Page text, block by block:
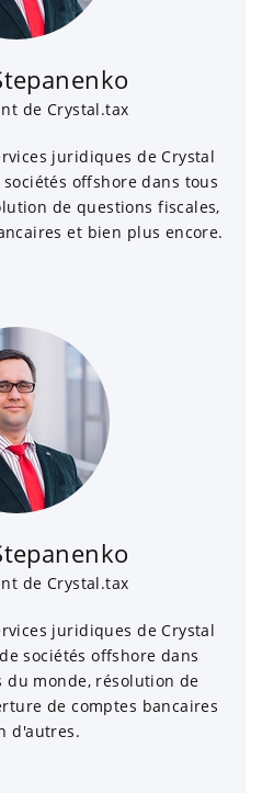
de Crystal.tax
juridiques de Crystal
offshore dans tous
de questions fiscales,
et bien plus encore.
de Crystal.tax
juridiques de Crystal
sociétés offshore dans
monde, résolution de
de comptes bancaires
d'autres.